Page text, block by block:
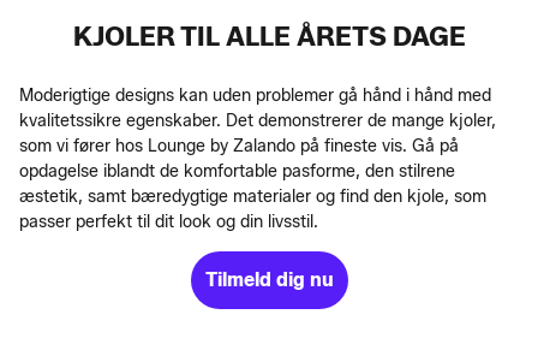
KJOLER TIL ALLE ÅRETS DAGE
Moderigtige designs kan uden problemer gå hånd i hånd med
kvalitetssikre egenskaber. Det demonstrerer de mange kjoler,
som vi fører hos Lounge by Zalando på fineste vis. Gå på
opdagelse iblandt de komfortable pasforme, den stilrene
æstetik, samt bæredygtige materialer og find den kjole, som
passer perfekt til dit look og din livsstil.
Tilmeld dig nu